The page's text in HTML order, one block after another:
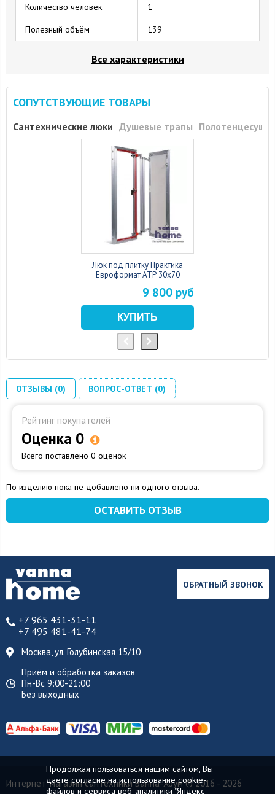
Количество человек 1
Полезный объём 139
Все характеристики
СОПУТСТВУЮЩИЕ ТОВАРЫ
Сантехнические люки Душевые трапы
Люк под плитку Практика
Евроформат АТР 30x70
9 800 руб
ОТЗЫВЫ (0) ВОПРОС-ОТВЕТ (0)
Рейтинг покупателей
Оценка 0
Всего поставлено 0 оценок
По изделию пока не добавлено ни одного отзыва.
ОСТАВИТЬ ОТЗЫВ
+7 965 431-31-11
+7 495 481-41-74
Москва, ул. Голубинская 15/10
Приём и обработка заказов
Пн-Вс 9:00-21:00
Без выходных
ОБРАТНЫЙ ЗВОНОК
Интернет-магазин сантехники Ванна-Хоум© 2016 - 2026
Продолжая пользоваться нашим сайтом, Вы
даёте согласие на использование cookie-
файлов и сервиса веб-аналитики "Яндекс